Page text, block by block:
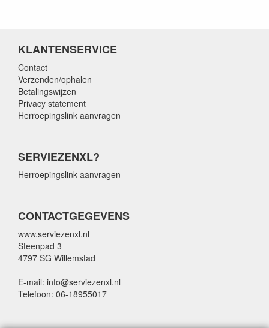
KLANTENSERVICE
Contact
Verzenden/ophalen
Betalingswijzen
Privacy statement
Herroepingslink aanvragen
SERVIEZENXL?
Herroepingslink aanvragen
CONTACTGEGEVENS
www.serviezenxl.nl
Steenpad 3
4797 SG Willemstad
E-mail: info@serviezenxl.nl
Telefoon: 06-18955017